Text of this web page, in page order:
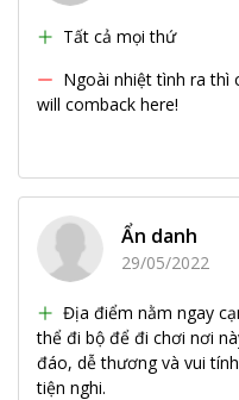
Tất cả mọi thứ
Ngoài nhiệt tình ra thì
will comback here!
Ẩn danh
29/05/2022
Địa điểm nằm ngay
thể đi bộ để đi chơi nơi
đáo, dễ thương và vui
tiện nghi.